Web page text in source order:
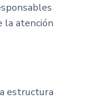
la atención
estructura